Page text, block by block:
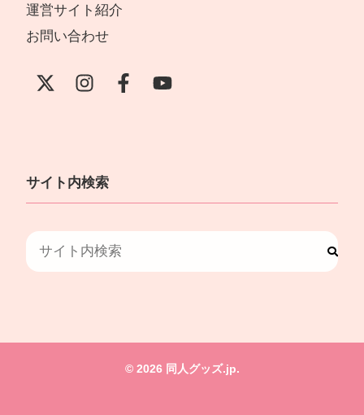
運営サイト紹介
お問い合わせ
サイト内検索
© 2026 同人グッズ.jp.